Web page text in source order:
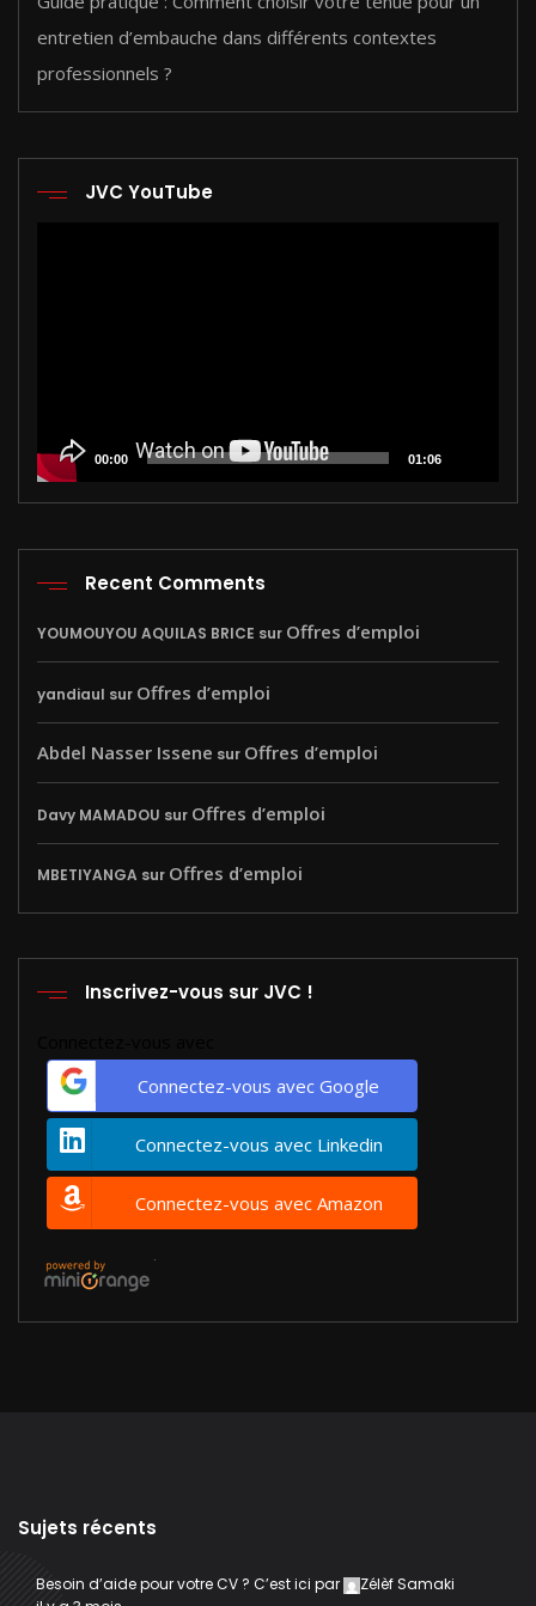
entretien d’embauche dans différents contextes
professionnels ?
JVC YouTube
00:00 01:06
Recent Comments
YOUMOUYOU AQUILAS BRICE sur Offres d’emploi
yandiaul sur Offres d’emploi
Abdel Nasser Issene sur Offres d’emploi
Davy MAMADOU sur Offres d’emploi
MBETIYANGA sur Offres d’emploi
Inscrivez-vous sur JVC !
Connectez-vous avec Google
Connectez-vous avec Linkedin
Connectez-vous avec Amazon
Sujets récents
Besoin d’aide pour votre CV ? C’est ici par
Zélèf Samaki